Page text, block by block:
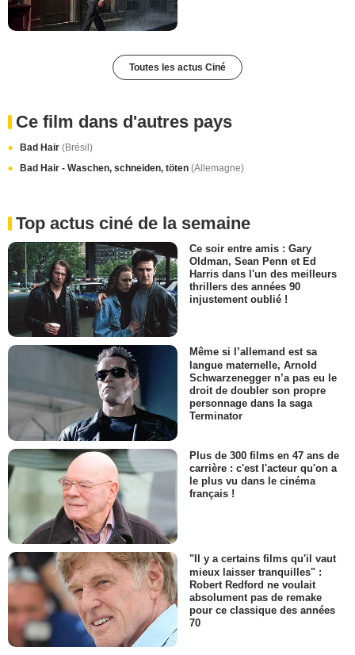
Toutes les actus Ciné
Ce film dans d'autres pays
Bad Hair (Brésil)
Bad Hair - Waschen, schneiden, töten (Allemagne)
Top actus ciné de la semaine
Ce soir entre amis : Gary
Oldman, Sean Penn et Ed
Harris dans l'un des meilleurs
thrillers des années 90
injustement oublié !
Même si l’allemand est sa
langue maternelle, Arnold
Schwarzenegger n’a pas eu le
droit de doubler son propre
personnage dans la saga
Terminator
Plus de 300 films en 47 ans de
carrière : c'est l'acteur qu'on a
le plus vu dans le cinéma
français !
"Il y a certains films qu'il vaut
mieux laisser tranquilles" :
Robert Redford ne voulait
absolument pas de remake
pour ce classique des années
70